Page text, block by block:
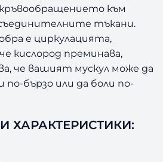
към
тъкани.
е циркулацията,
кислород преминава,
че вашият мускул може да
по-бързо или да боли по-
ХАРАКТЕРИСТИКИ: